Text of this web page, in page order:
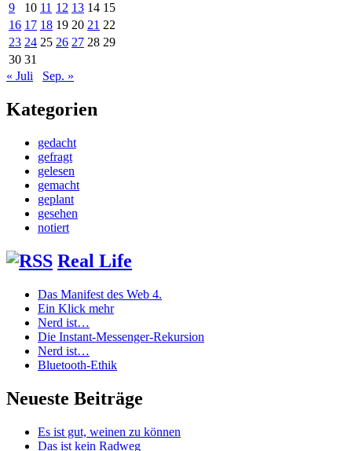
9
10 11 12 13 14 15
16 17 18 19 20 21 22
23 24 25 26 27 28 29
30 31
« Juli
Sep. »
Kategorien
gedacht
gefragt
gelesen
gemacht
geplant
gesehen
notiert
Real Life
Das Manifest des Web 4.
Ein Klick mehr
Nerd ist…
Die Instant-Messenger-Rekursion
Nerd ist…
Bluetooth-Ethik
Neueste Beiträge
Es ist gut, weinen zu können
Das ist kein Radweg